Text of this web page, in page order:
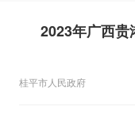
2023年广西贵
桂平市人民政府